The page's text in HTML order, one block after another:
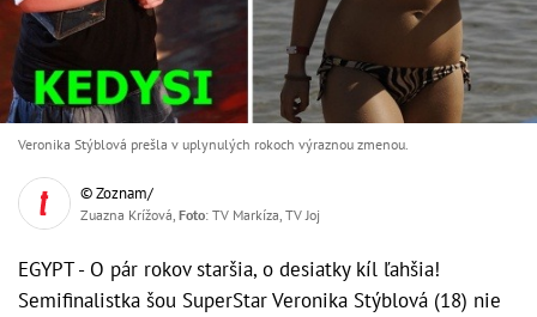
Veronika Stýblová prešla v uplynulých rokoch výraznou zmenou.
© Zoznam/
Zuazna Krížová, Foto: TV Markíza, TV Joj
EGYPT - O pár rokov staršia, o desiatky kíl ľahšia!
Semifinalistka šou SuperStar Veronika Stýblová (18) nie